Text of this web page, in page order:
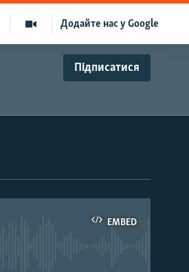
Додайте нас у Google
Підписатися
EMBED